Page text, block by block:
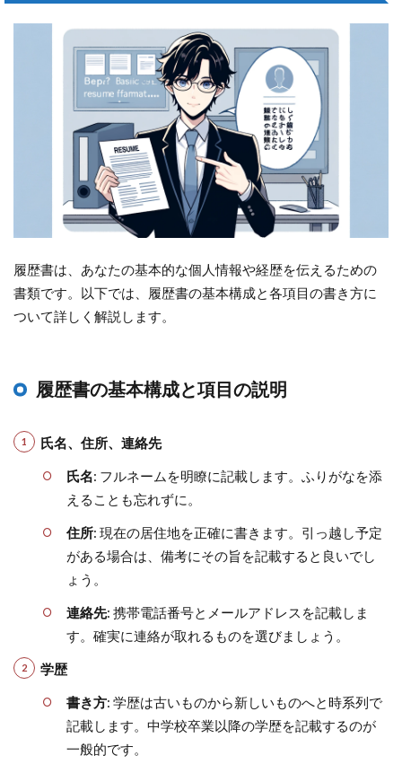
履歴書は、あなたの基本的な個人情報や経歴を伝えるための
書類です。以下では、履歴書の基本構成と各項目の書き方に
ついて詳しく解説します。
履歴書の基本構成と項目の説明
氏名、住所、連絡先
氏名: フルネームを明瞭に記載します。ふりがなを添
えることも忘れずに。
住所: 現在の居住地を正確に書きます。引っ越し予定
がある場合は、備考にその旨を記載すると良いでし
ょう。
連絡先: 携帯電話番号とメールアドレスを記載しま
す。確実に連絡が取れるものを選びましょう。
学歴
書き方: 学歴は古いものから新しいものへと時系列で
記載します。中学校卒業以降の学歴を記載するのが
一般的です。